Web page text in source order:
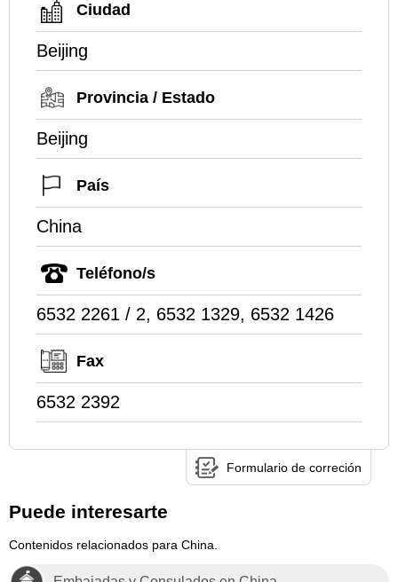
Ciudad
Beijing
Provincia / Estado
Beijing
País
China
Teléfono/s
6532 2261 / 2, 6532 1329, 6532 1426
Fax
6532 2392
Formulario de correción
Puede interesarte
Contenidos relacionados para China.